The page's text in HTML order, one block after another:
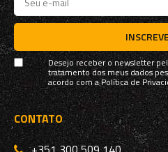
Desejo receber o newsletter
tratamento dos meus dados
acordo com aPolítica de
CONTATO